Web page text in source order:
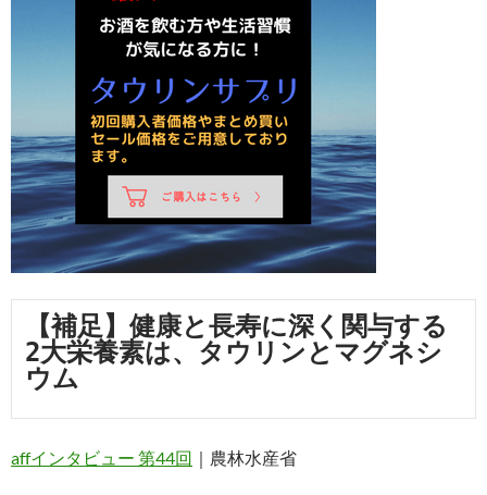
【補足】健康と長寿に深く関与する
2大栄養素は、タウリンとマグネシ
ウム
affインタビュー 第44回 ｜農林水産省